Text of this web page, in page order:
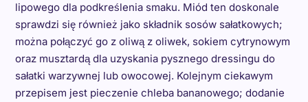
lipowego dla podkreślenia smaku. Miód ten doskonale
sprawdzi się również jako składnik sosów sałatkowych;
można połączyć go z oliwą z oliwek, sokiem cytrynowym
oraz musztardą dla uzyskania pysznego dressingu do
sałatki warzywnej lub owocowej. Kolejnym ciekawym
przepisem jest pieczenie chleba bananowego; dodanie